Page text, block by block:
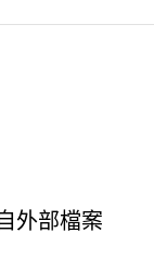
外部檔案